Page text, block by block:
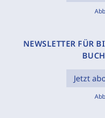
NEWSLETTER FÜR
Jetzt